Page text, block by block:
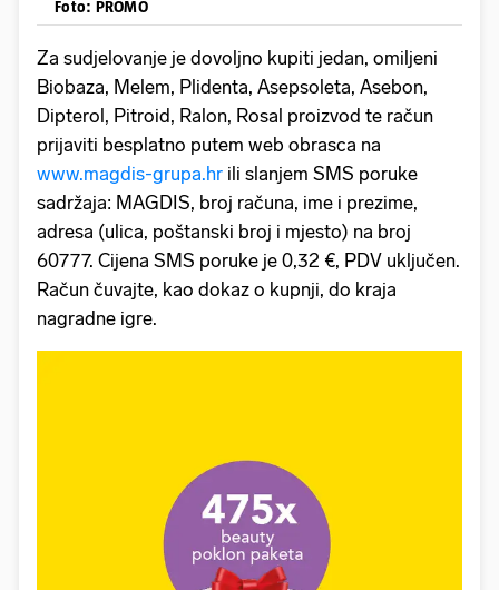
Foto: PROMO
Za sudjelovanje je dovoljno kupiti jedan, omiljeni
Biobaza, Melem, Plidenta, Asepsoleta, Asebon,
Dipterol, Pitroid, Ralon, Rosal proizvod te račun
prijaviti besplatno putem web obrasca na
www.magdis-grupa.hr ili slanjem SMS poruke
sadržaja: MAGDIS, broj računa, ime i prezime,
adresa (ulica, poštanski broj i mjesto) na broj
60777. Cijena SMS poruke je 0,32 €, PDV uključen.
Račun čuvajte, kao dokaz o kupnji, do kraja
nagradne igre.